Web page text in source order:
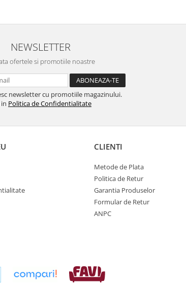
NEWSLETTER
ofertele si promotiile noastre
newsletter cu promotiile magazinului.
Politica de Confidentialitate
CLIENTI
Metode de Plata
Politica de Retur
Garantia Produselor
Formular de Retur
ANPC